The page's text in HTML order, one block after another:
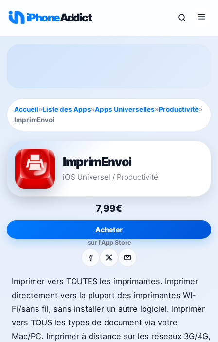
iPhoneAddict
Accueil»Liste des Apps»Apps Universelles»Productivité»
ImprimEnvoi
ImprimEnvoi
iOS Universel / Productivité
7,99€
Acheter
sur l'App Store
Facebook E-mail
Imprimer vers TOUTES les imprimantes. Imprimer
directement vers la plupart des imprimantes WI-
Fi/sans fil, sans installer un autre logiciel. Imprimer
vers TOUS les types de document via votre
Mac/PC. Imprimer à distance sur les réseaux 3G/4G,